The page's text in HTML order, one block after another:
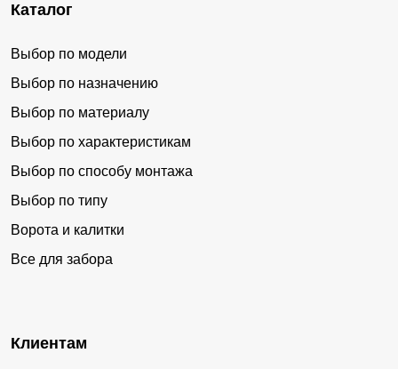
Каталог
Выбор по модели
Выбор по назначению
Выбор по материалу
Выбор по характеристикам
Выбор по способу монтажа
Выбор по типу
Ворота и калитки
Все для забора
Клиентам